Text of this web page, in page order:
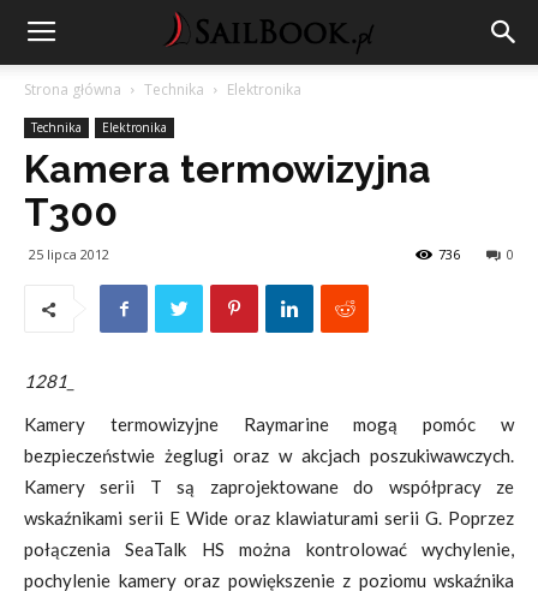
Strona główna Technika Elektronika
Technika Elektronika
Kamera termowizyjna
T300
25 lipca 2012 0
736
1281_
Kamery termowizyjne Raymarine mogą pomóc w
bezpieczeństwie żeglugi oraz w akcjach poszukiwawczych.
Kamery serii T są zaprojektowane do współpracy ze
wskaźnikami serii E Wide oraz klawiaturami serii G. Poprzez
połączenia SeaTalk HS można kontrolować wychylenie,
pochylenie kamery oraz powiększenie z poziomu wskaźnika